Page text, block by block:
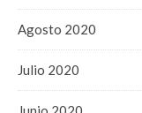
Agosto 2020
Julio 2020